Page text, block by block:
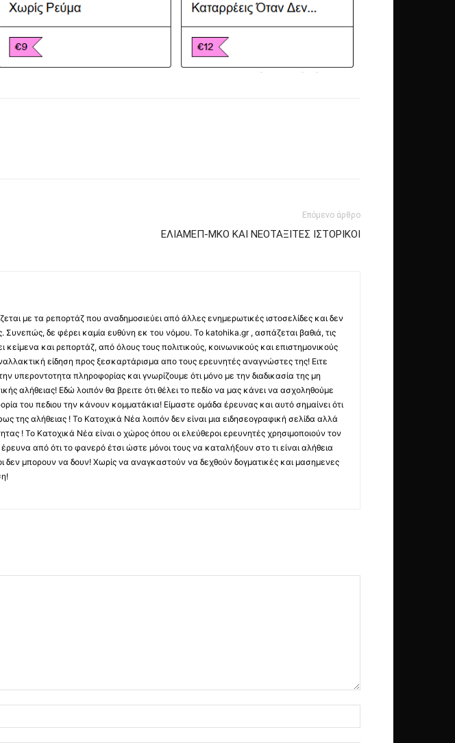
Επόμενο άρθρο
ΕΛΙΑΜΕΠ-ΜΚΟ ΚΑΙ ΝΕΟΤΑΞΙΤΕΣ ΙΣΤΟΡΙΚΟΙ
με τα ρεπορτάζ που αναδημοσιεύει από άλλες ενημερωτικές ιστοσελίδες και δεν
Συνεπώς, δε φέρει καμία ευθύνη εκ του νόμου. Το katohika.gr , ασπάζεται βαθιά, τις
και ρεπορτάζ, από όλους τους πολιτικούς, κοινωνικούς και επιστημονικούς
είδηση προς ξεσκαρτάρισμα απο τους ερευνητές αναγνώστες της! Ειτε
υπεροντοτητα πληροφορίας και γνωρίζουμε ότι μόνο με την διαδικασία της μη
αλήθειας! Εδώ λοιπόν θα βρειτε ότι θέλει το πεδίο να μας κάνει να ασχοληθούμε
του πεδιου την κάνουν κομματάκια! Είμαστε ομάδα έρευνας και αυτό σημαίνει ότι
αλήθειας ! Το Κατοχικά Νέα λοιπόν δεν είναι μια ειδησεογραφική σελίδα αλλά
! Το Κατοχικά Νέα είναι ο χώρος όπου οι ελεύθεροι ερευνητές χρησιμοποιούν τον
από ότι το φανερό έτσι ώστε μόνοι τους να καταλήξουν στο τι είναι αλήθεια
δεν μπορουν να δουν! Χωρίς να αναγκαστούν να δεχθούν δογματικές και μασημενες